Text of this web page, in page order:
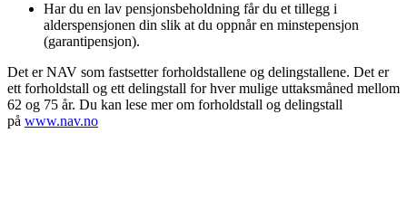
Har du en lav pensjonsbeholdning får du et tillegg i
alderspensjonen din slik at du oppnår en minstepensjon
(garantipensjon).
Det er NAV som fastsetter forholdstallene og delingstallene. Det er
ett forholdstall og ett delingstall for hver mulige uttaksmåned mellom
62 og 75 år. Du kan lese mer om forholdstall og delingstall
på www.nav.no